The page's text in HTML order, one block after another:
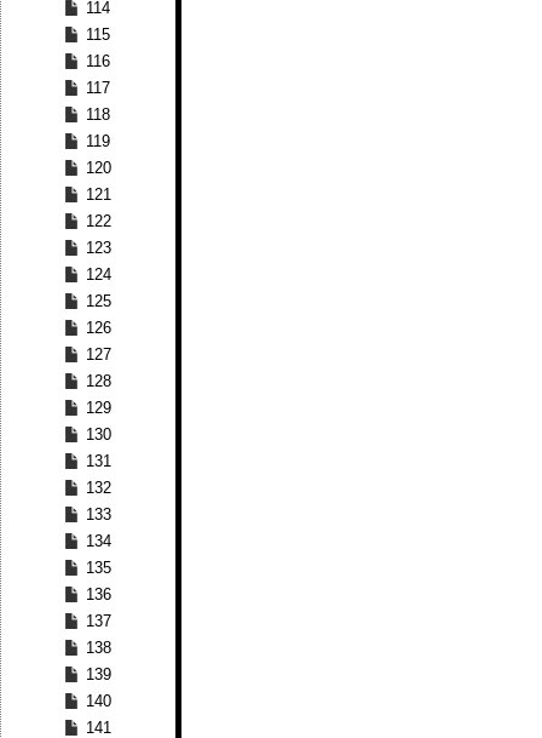
114
115
116
117
118
119
120
121
122
123
124
125
126
127
128
129
130
131
132
133
134
135
136
137
138
139
140
141